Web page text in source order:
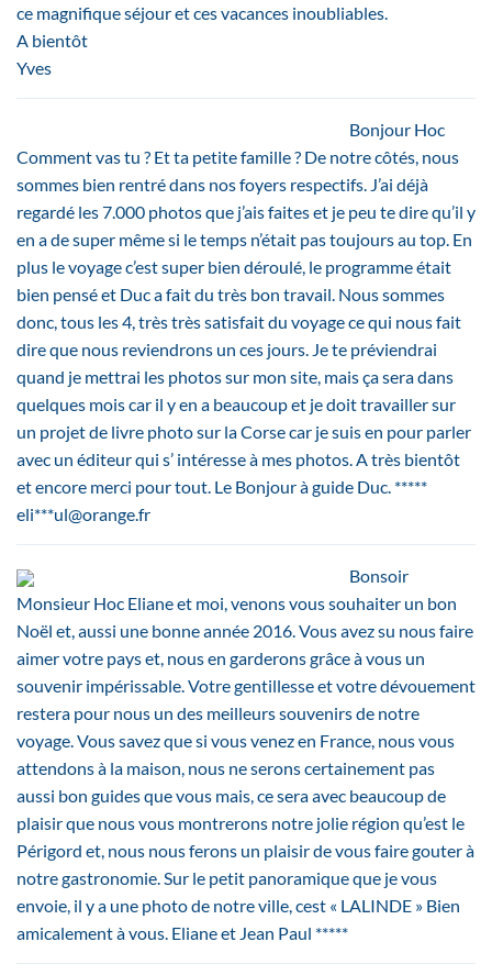
ce magnifique séjour et ces vacances inoubliables.
A bientôt
Yves
Bonjour Hoc
Comment vas tu ? Et ta petite famille ? De notre côtés, nous
sommes bien rentré dans nos foyers respectifs. J’ai déjà
regardé les 7.000 photos que j’ais faites et je peu te dire qu’il y
en a de super même si le temps n’était pas toujours au top. En
plus le voyage c’est super bien déroulé, le programme était
bien pensé et Duc a fait du très bon travail. Nous sommes
donc, tous les 4, très très satisfait du voyage ce qui nous fait
dire que nous reviendrons un ces jours. Je te préviendrai
quand je mettrai les photos sur mon site, mais ça sera dans
quelques mois car il y en a beaucoup et je doit travailler sur
un projet de livre photo sur la Corse car je suis en pour parler
avec un éditeur qui s’ intéresse à mes photos. A très bientôt
et encore merci pour tout. Le Bonjour à guide Duc. *****
eli***ul@orange.fr
Bonsoir
Monsieur Hoc Eliane et moi, venons vous souhaiter un bon
Noël et, aussi une bonne année 2016. Vous avez su nous faire
aimer votre pays et, nous en garderons grâce à vous un
souvenir impérissable. Votre gentillesse et votre dévouement
restera pour nous un des meilleurs souvenirs de notre
voyage. Vous savez que si vous venez en France, nous vous
attendons à la maison, nous ne serons certainement pas
aussi bon guides que vous mais, ce sera avec beaucoup de
plaisir que nous vous montrerons notre jolie région qu’est le
Périgord et, nous nous ferons un plaisir de vous faire gouter à
notre gastronomie. Sur le petit panoramique que je vous
envoie, il y a une photo de notre ville, cest « LALINDE » Bien
amicalement à vous. Eliane et Jean Paul *****